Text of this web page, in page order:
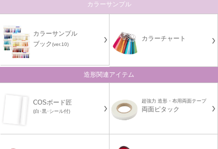
カラーサンプル
カラーサンプル
ブック(ver.10)
カラーチャート
造形関連アイテム
COSボード匠
(白･黒･シール付)
超強力 造形・布用両面テープ
両面ピタック